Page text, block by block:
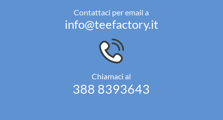
Contattaci per email a
info@teefactory.it
Chiamaci al
388 8393643